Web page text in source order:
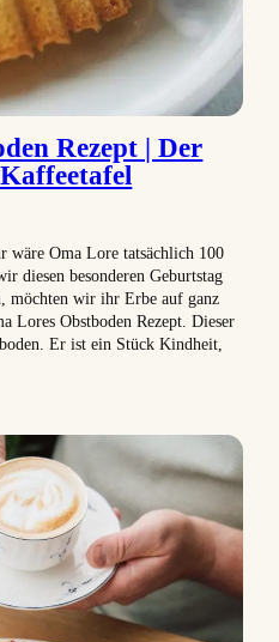
Rezept | Der
wäre Oma Lore tatsächlich 100
diesen besonderen Geburtstag
möchten wir ihr Erbe auf ganz
Lores Obstboden Rezept. Dieser
Er ist ein Stück Kindheit,